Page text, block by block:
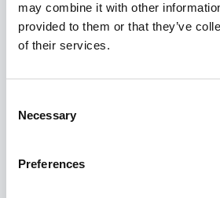
may combine it with other
provided to them or that they’ve
of their services.
Selection
Necessary
Preferences
Bei Amokabel ist Vielfalt nicht nur ein
wesentlicher und aktiver Bestandteil
Unternehmenskultur und unseres
Erfahren Sie mehr
Gesellschaftliches